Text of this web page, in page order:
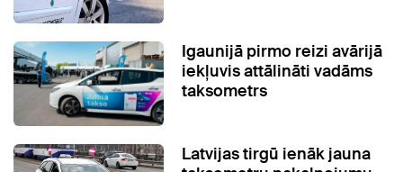
Igaunijā pirmo reizi avārijā
iekļuvis attālināti vadāms
taksometrs
Latvijas tirgū ienāk jauna